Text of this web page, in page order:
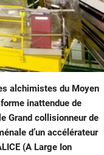
alchimistes du Moyen
inattendue de
Grand collisionneur de
d’un accélérateur
(A Large Ion